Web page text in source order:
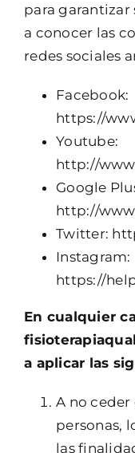
para garantizar
a conocer las
redes sociales
Facebook:
https://
Youtube:
http://
Google
http://
Twitter:
Instagram:
https://
En cualquier
a aplicar las
A no ceder
personas,
las